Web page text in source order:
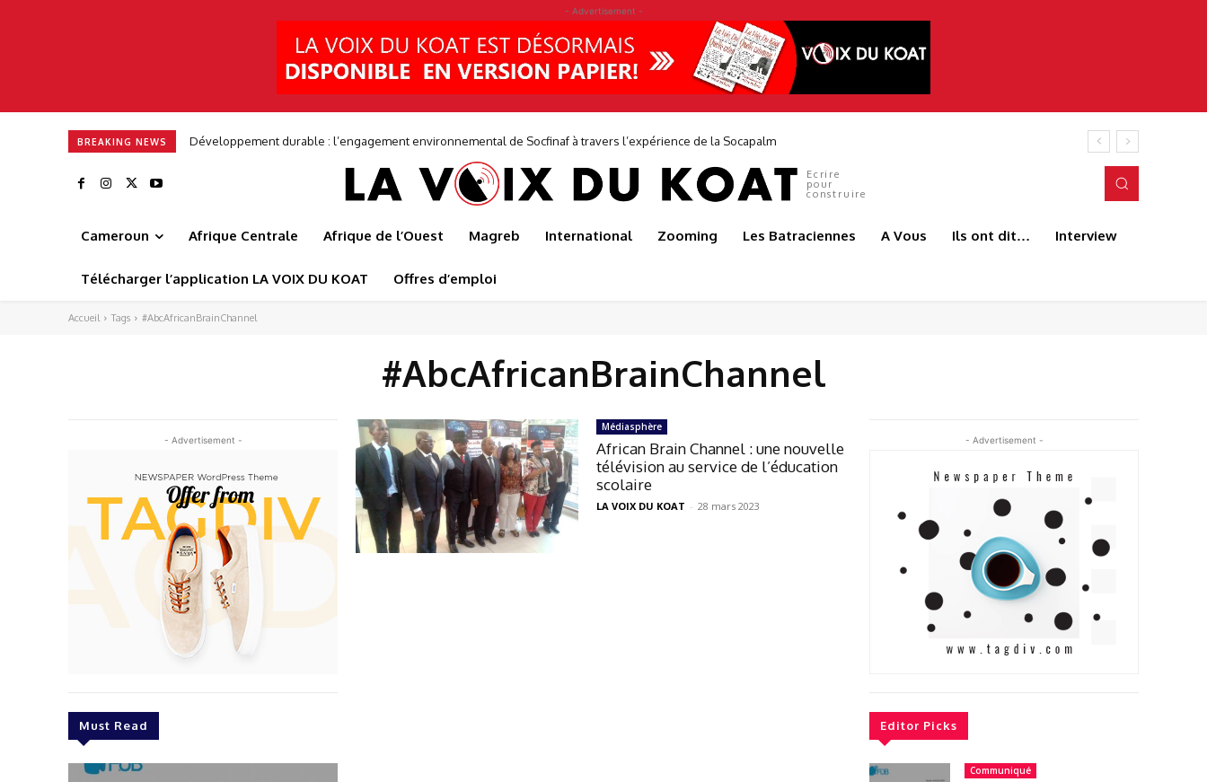
- Advertisement -
BREAKING NEWS Développement durable : l’engagement environnemental de Socfinaf à travers l’expérience de la Socapalm
Ecrire
pour
construire
Cameroun Afrique Centrale Afrique de l’Ouest Magreb International Zooming Les Batraciennes A Vous Ils ont dit… Interview
Télécharger l’application LA VOIX DU KOAT Offres d’emploi
Accueil Tags #AbcAfricanBrainChannel
#AbcAfricanBrainChannel
- Advertisement -
Must Read
Médiasphère
African Brain Channel : une nouvelle
télévision au service de l’éducation
scolaire
LA VOIX DU KOAT - 28 mars 2023
- Advertisement -
Editor Picks
Communiqué